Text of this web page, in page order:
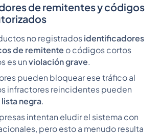
de remitentes y códigos
no registrados identificadores
de remitente o códigos cortos
es un violación grave.
pueden bloquear ese tráfico al
infractores reincidentes pueden
lista negra.
intentan eludir el sistema con
pero esto a menudo resulta